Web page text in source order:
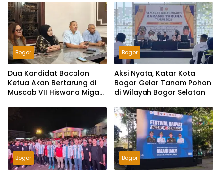
Istimewa dan
Berkelanjutan
Bogor
Dua Kandidat Bacalon
Ketua Akan Bertarung di
Muscab VII Hiswana Migas
Bogor
Aksi Nyata, Katar Kota
Bogor Gelar Tanam Pohon
di Wilayah Bogor Selatan
Bogor Bogor